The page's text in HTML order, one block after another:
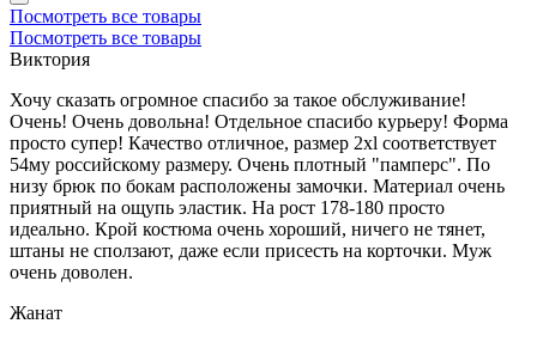
Посмотреть все товары
Посмотреть все товары
Виктория
Хочу сказать огромное спасибо за такое обслуживание!
Очень! Очень довольна! Отдельное спасибо курьеру! Форма
просто супер! Качество отличное, размер 2xl соответствует
54му российскому размеру. Очень плотный "памперс". По
низу брюк по бокам расположены замочки. Материал очень
приятный на ощупь эластик. На рост 178-180 просто
идеально. Крой костюма очень хороший, ничего не тянет,
штаны не сползают, даже если присесть на корточки. Муж
очень доволен.
Жанат